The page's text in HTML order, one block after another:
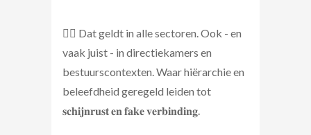
☝🏼 Dat geldt in alle sectoren. Ook - en
vaak juist - in directiekamers en
bestuurscontexten. Waar hiërarchie en
beleefdheid geregeld leiden tot
𝐬𝐜𝐡𝐢𝐣𝐧𝐫𝐮𝐬𝐭 𝐞𝐧 𝐟𝐚𝐤𝐞 𝐯𝐞𝐫𝐛𝐢𝐧𝐝𝐢𝐧𝐠.